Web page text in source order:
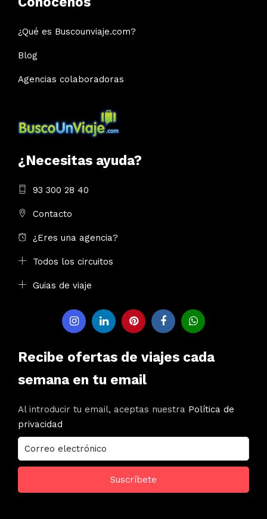
¿Qué es Buscounviaje.com?
Blog
Agencias colaboradoras
¿Necesitas ayuda?
93 300 28 40
Contacto
¿Eres una agencia?
Todos los circuitos
Guias de viaje
Recibe ofertas de viajes cada
semana en tu email
Al introducir tu email, aceptas nuestra Política de
privacidad